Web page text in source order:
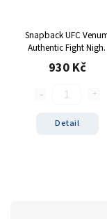
Snapback UFC
Authentic Fight Night
Champion
930 Kč
Detail